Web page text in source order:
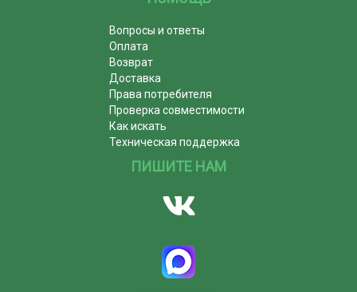
Вопросы и ответы
Оплата
Возврат
Доставка
Права потребителя
Проверка совместимости
Как искать
Техническая поддержка
ПИШИТЕ НАМ